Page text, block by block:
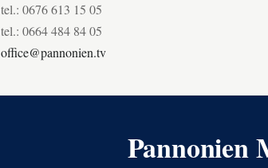
tel.: 0676 613 15 05
tel.: 0664 484 84 05
office@pannonien.tv
Pannonien